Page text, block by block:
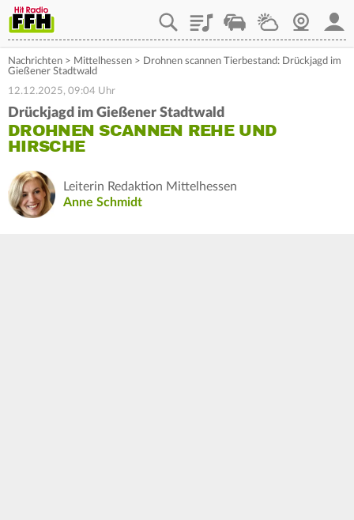
PlaylistStaupilotWetterWebcam
Nachrichten > Mittelhessen > Drohnen scannen Tierbestand: Drückjagd im
Gießener Stadtwald
12.12.2025, 09:04 Uhr
Drückjagd im Gießener Stadtwald
DROHNEN SCANNEN REHE UND
HIRSCHE
Leiterin Redaktion Mittelhessen
Anne Schmidt